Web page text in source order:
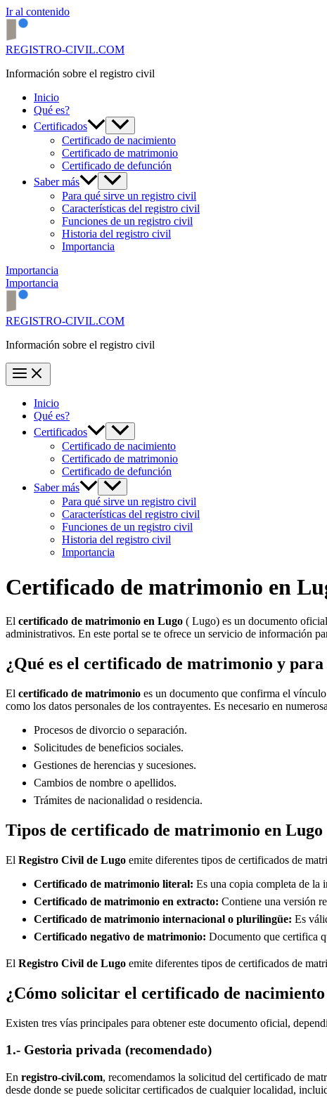
Ir al contenido
REGISTRO-CIVIL.COM
Información sobre el registro civil
Inicio
Qué es?
Certificados
Certificado de nacimiento
Certificado de matrimonio
Certificado de defunción
Saber más
Para qué sirve un registro civil
Características del registro civil
Funciones de un registro civil
Historia del registro civil
Importancia
Importancia
Importancia
REGISTRO-CIVIL.COM
Información sobre el registro civil
Inicio
Qué es?
Certificados
Certificado de nacimiento
Certificado de matrimonio
Certificado de defunción
Saber más
Para qué sirve un registro civil
Características del registro civil
Funciones de un registro civil
Historia del registro civil
Importancia
Certificado de matrimonio en
El certificado de matrimonio en Lugo ( Lugo) es un documento
administrativos. En este portal se te ofrece un servicio de información
¿Qué es el certificado de matrimonio y para
El certificado de matrimonio es un documento que confirma el
como los datos personales de los contrayentes. Es necesario en
Procesos de divorcio o separación.
Solicitudes de beneficios sociales.
Gestiones de herencias y sucesiones.
Cambios de nombre o apellidos.
Trámites de nacionalidad o residencia.
Tipos de certificado de matrimonio en Lugo
El Registro Civil de Lugo emite diferentes tipos de certificados de
Certificado de matrimonio literal: Es una copia completa de la
Certificado de matrimonio en extracto: Contiene una versión
Certificado de matrimonio internacional o plurilingüe: Es
Certificado negativo de matrimonio: Documento que certifica
El Registro Civil de Lugo emite diferentes tipos de certificados de
¿Cómo solicitar el certificado de nacimiento
Existen tres vías principales para obtener este documento oficial,
1.- Gestoria privada (recomendado)
En registro-civil.com, recomendamos la solicitud del certificado de
desde donde se puede solicitar certificados de cualquier localidad,